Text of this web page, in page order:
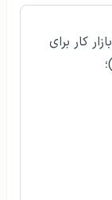
کار برای